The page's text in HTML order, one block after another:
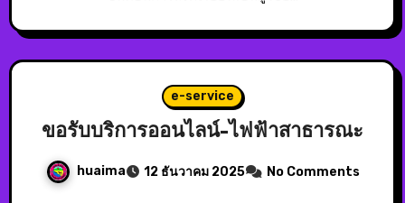
e-service
ขอรับบริการออนไลน์-ไฟฟ้าสาธารณะ
huaima 12 ธันวาคม 2025 No Comments